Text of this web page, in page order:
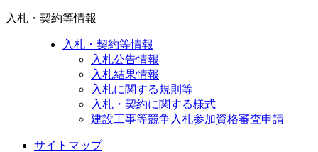
入札・契約等情報
入札・契約等情報
入札公告情報
入札結果情報
入札に関する規則等
入札・契約に関する様式
建設工事等競争入札参加資格審査申請
サイトマップ